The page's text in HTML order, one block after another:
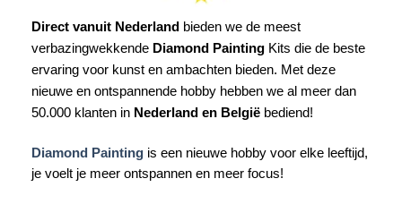
Direct vanuit Nederland bieden we de meest
verbazingwekkende Diamond Painting Kits die de beste
ervaring voor kunst en ambachten bieden. Met deze
nieuwe en ontspannende hobby hebben we al meer dan
50.000 klanten in Nederland en België bediend!
Diamond Painting is een nieuwe hobby voor elke leeftijd,
je voelt je meer ontspannen en meer focus!